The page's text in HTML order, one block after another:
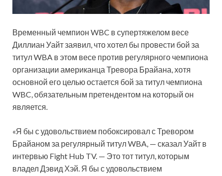
Временный чемпион WBC в супертяжелом весе
Диллиан Уайт заявил, что хотел бы провести бой за
титул WBA в этом весе против регулярного чемпиона
организации американца Тревора Брайана, хотя
основной его целью остается бой за титул чемпиона
WBC, обязательным претендентом на который он
является.
«Я бы с удовольствием побоксировал с Тревором
Брайаном за регулярный титул WBA, — сказал Уайт в
интервью Fight Hub TV. — Это тот титул, которым
владел Дэвид Хэй. Я бы с удовольствием